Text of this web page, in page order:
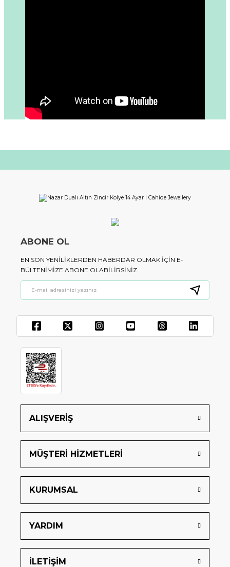
ALIŞVERİŞ
MÜŞTERİ HİZMETLERİ
KURUMSAL
YARDIM
İLETİŞİM
ABONE OL
EN SON YENILIKLERDEN HABERDAR OLMAK IÇIN E-
BÜLTENIMIZE ABONE OLABILIRSINIZ.